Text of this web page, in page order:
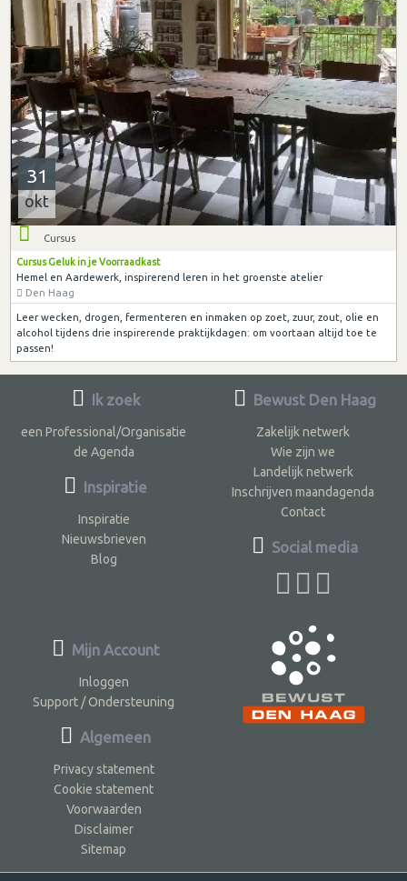
31
okt
Cursus
Cursus Geluk in je Voorraadkast
Hemel en Aardewerk, inspirerend leren in het groenste atelier
Den Haag
Leer wecken, drogen, fermenteren en inmaken op zoet, zuur, zout, olie en
alcohol tijdens drie inspirerende praktijkdagen: om voortaan altijd toe te
passen!
Ik zoek
een Professional/Organisatie
de Agenda
Inspiratie
Inspiratie
Nieuwsbrieven
Blog
Bewust Den Haag
Zakelijk netwerk
Wie zijn we
Landelijk netwerk
Inschrijven maandagenda
Contact
Social media
Mijn Account
Inloggen
Support / Ondersteuning
Algemeen
Privacy statement
Cookie statement
Voorwaarden
Disclaimer
Sitemap